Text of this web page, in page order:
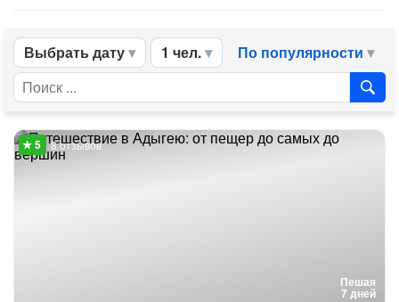
Выбрать дату 1 чел. По популярности
Пешая
7 дней
8 отзывов